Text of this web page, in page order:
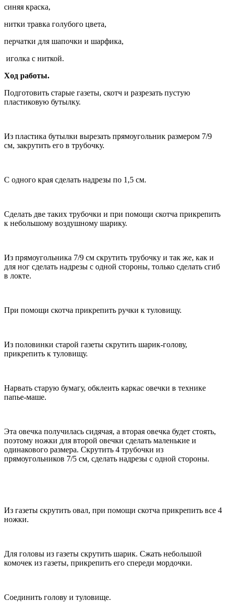
синяя краска,
нитки травка голубого цвета,
перчатки для шапочки и шарфика,
иголка с ниткой.
Ход работы.
Подготовить старые газеты, скотч и разрезать пустую
пластиковую бутылку.
Из пластика бутылки вырезать прямоугольник размером 7/9
см, закрутить его в трубочку.
С одного края сделать надрезы по 1,5 см.
Сделать две таких трубочки и при помощи скотча прикрепить
к небольшому воздушному шарику.
Из прямоугольника 7/9 см скрутить трубочку и так же, как и
для ног сделать надрезы с одной стороны, только сделать сгиб
в локте.
При помощи скотча прикрепить ручки к туловищу.
Из половинки старой газеты скрутить шарик-голову,
прикрепить к туловищу.
Нарвать старую бумагу, обклеить каркас овечки в технике
папье-маше.
Эта овечка получилась сидячая, а вторая овечка будет стоять,
поэтому ножки для второй овечки сделать маленькие и
одинакового размера. Скрутить 4 трубочки из
прямоугольников 7/5 см, сделать надрезы с одной стороны.
Из газеты скрутить овал, при помощи скотча прикрепить все 4
ножки.
Для головы из газеты скрутить шарик. Сжать небольшой
комочек из газеты, прикрепить его спереди мордочки.
Соединить голову и туловище.